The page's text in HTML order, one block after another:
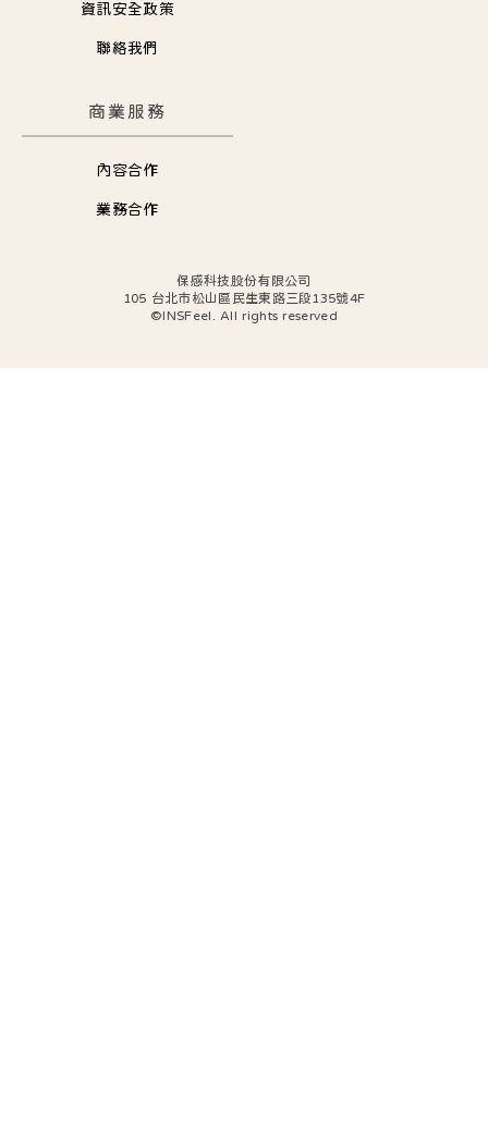
資訊安全政策
聯絡我們
商業服務
內容合作
業務合作
保感科技股份有限公司
105 台北市松山區民生東路三段135號4F
©INSFeel. All rights reserved